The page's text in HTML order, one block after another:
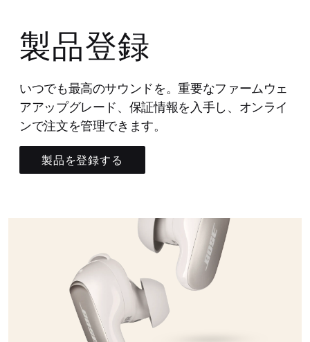
製品登録
いつでも最高のサウンドを。重要なファームウェ
アアップグレード、保証情報を入手し、オンライ
ンで注文を管理できます。
製品を登録する